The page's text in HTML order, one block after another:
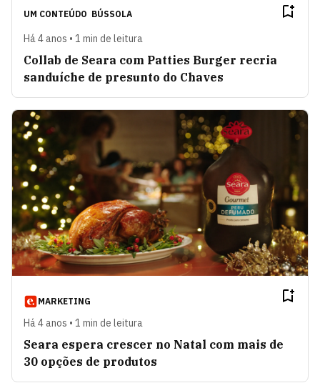
UM CONTEÚDO BÚSSOLA
Há 4 anos • 1 min de leitura
Collab de Seara com Patties Burger recria
sanduíche de presunto do Chaves
MARKETING
Há 4 anos • 1 min de leitura
Seara espera crescer no Natal com mais de
30 opções de produtos